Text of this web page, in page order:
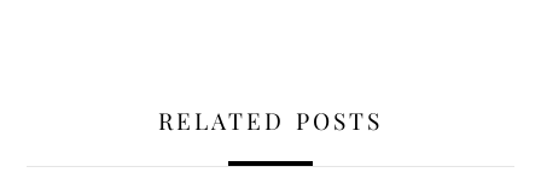
RELATED POSTS